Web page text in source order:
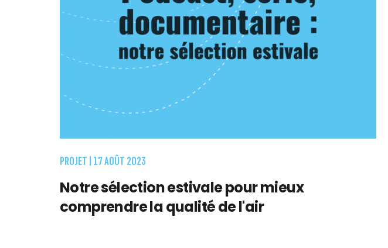
PROJET | 17 AOÛT 2023
Notre sélection estivale pour mieux
comprendre la qualité de l'air